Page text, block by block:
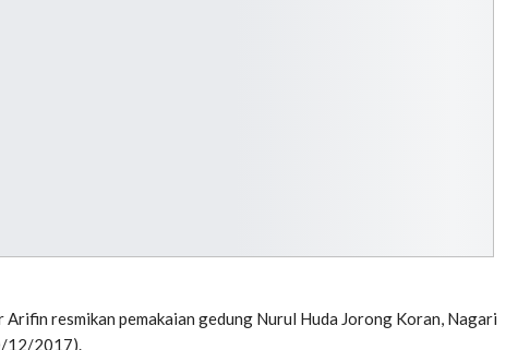
Arifin resmikan pemakaian gedung Nurul Huda Jorong Koran, Nagari
12/2017).